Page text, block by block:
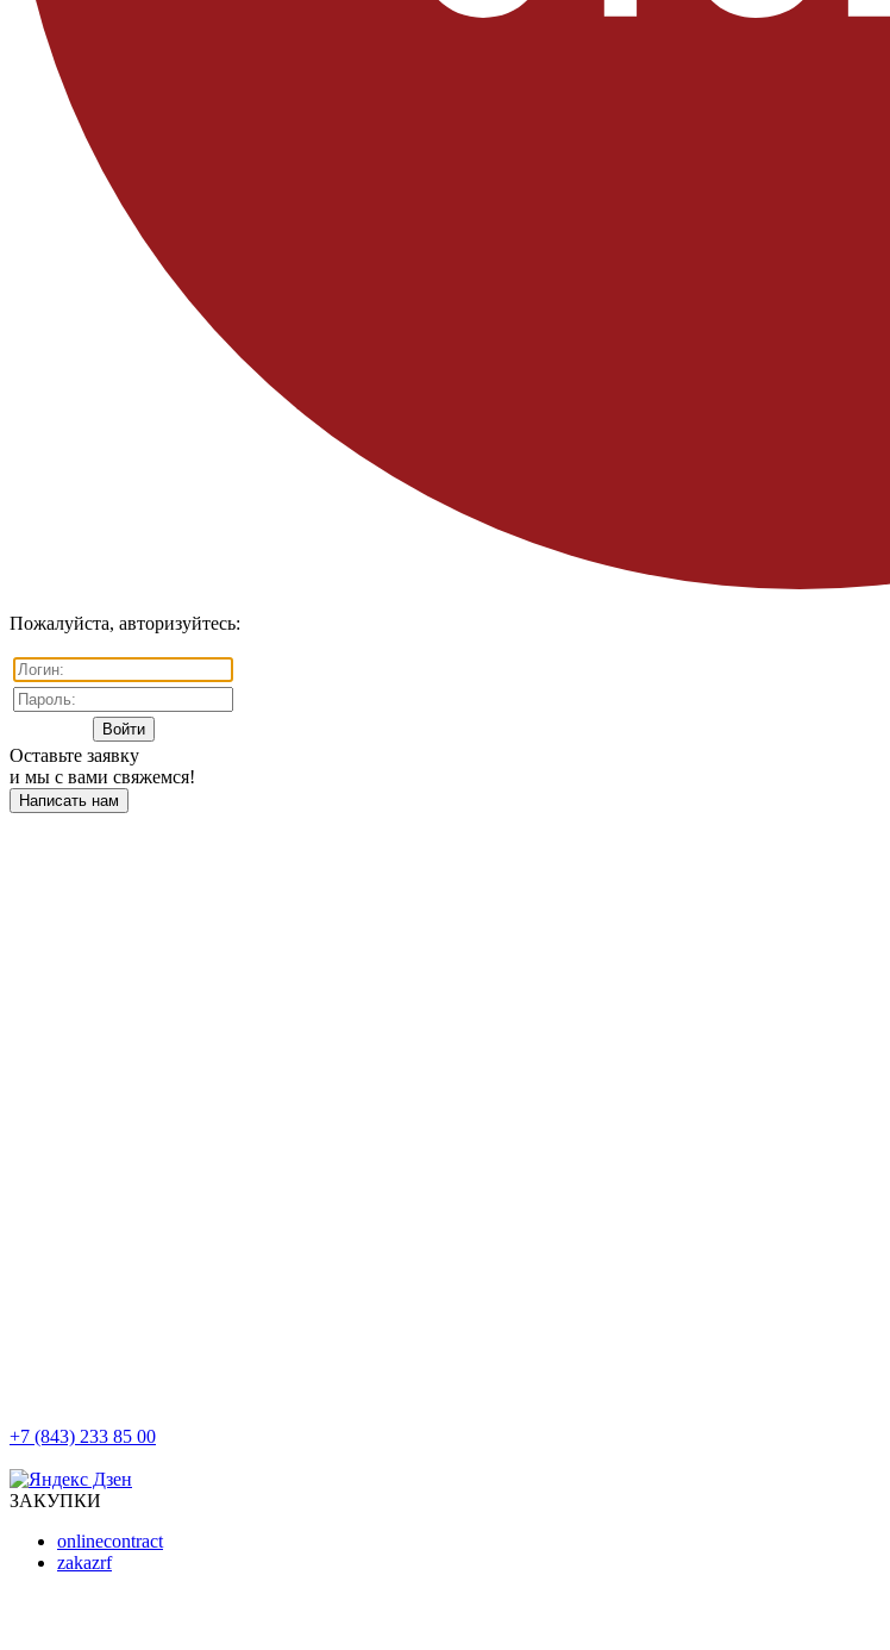
Пожалуйста, авторизуйтесь:
Оставьте заявку
и мы с вами свяжемся!
Написать нам
+7 (843) 233 85 00
ЗАКУПКИ
onlinecontract
zakazrf